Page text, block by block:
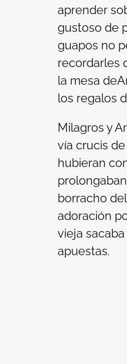
aprender
gustoso de
guapos no
recordarles
la mesa
los regalos
Milagros y
vía crucis
hubieran
borracho
adoración
vieja
apuestas.